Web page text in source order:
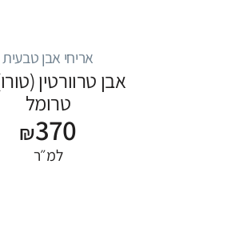
אריחי אבן טבעית
אבן טרוורטין
טרומל
₪370
למ״ר